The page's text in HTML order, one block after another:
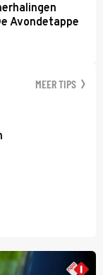
Avondetappe
MEER TIPS